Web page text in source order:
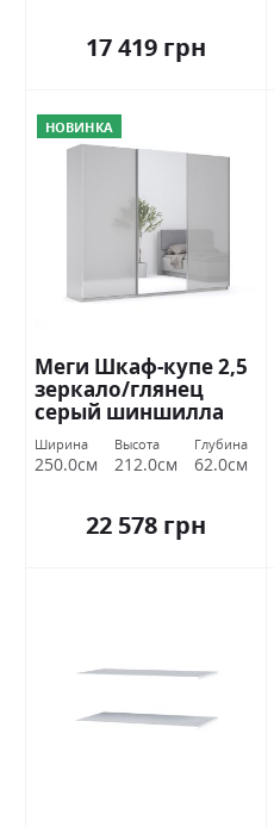
17 419 грн
НОВИНКА
Меги Шкаф-купе 2,5
зеркало/глянец
серый шиншилла
Миромарк
Ширина
250.0см
Высота
212.0см
Глубина
62.0см
22 578 грн